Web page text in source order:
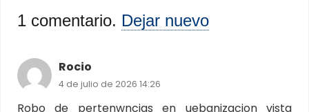
1 comentario. Dejar nuevo
Rocio
4 de julio de 2026 14:26
Robo de pertenwncias en uebanizacion vista